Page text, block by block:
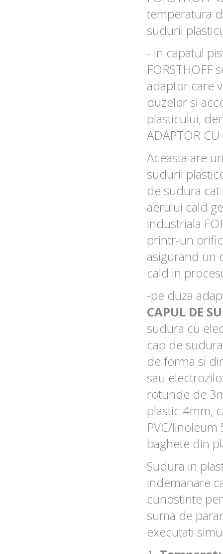
temperatura
sudurii
- in capatul
FORSTHOFF
adaptor care
duzelor si
plasticului,
ADAPTOR CU
Aceasta are
sudurii
de sudura
aerului cald
industriala
printr-un
asigurand un
cald in
-pe duza
CAPUL DE
sudura cu
cap de
de forma si
sau
rotunde de
plastic 4mm,
PVC/
baghete din
Sudura in
indemanare
cunostinte
suma de
executati